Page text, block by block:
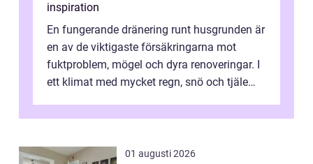
inspiration
En fungerande dränering runt husgrunden är
en av de viktigaste försäkringarna mot
fuktproblem, mögel och dyra renoveringar. I
ett klimat med mycket regn, snö och tjäle
01 augusti 2026